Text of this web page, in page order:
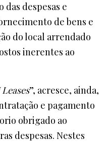
despesas e
de bens e
do local arrendado
inerentes ao
”, acresce, ainda,
e pagamento
obrigado ao
despesas. Nestes